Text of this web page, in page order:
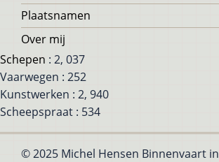
Plaatsnamen
Over mij
Schepen : 2, 037
Vaarwegen : 252
Kunstwerken : 2, 940
Scheepspraat : 534
© 2025 Michel Hensen Binnenvaart